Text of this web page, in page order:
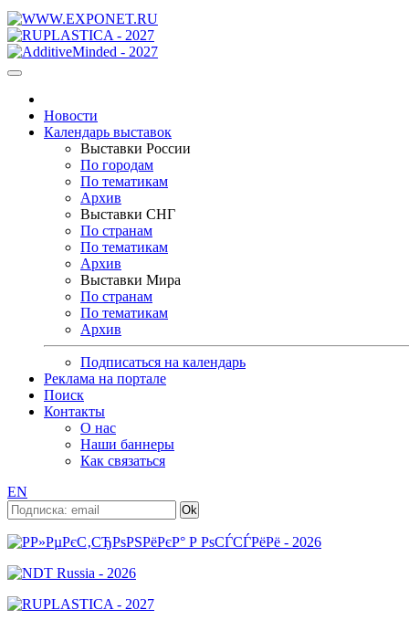
Новости
Календарь выставок
Выставки России
По городам
По тематикам
Архив
Выставки СНГ
По странам
По тематикам
Архив
Выставки Мира
По странам
По тематикам
Архив
Подписаться на календарь
Реклама на портале
Поиск
Контакты
О нас
Наши баннеры
Как связаться
EN